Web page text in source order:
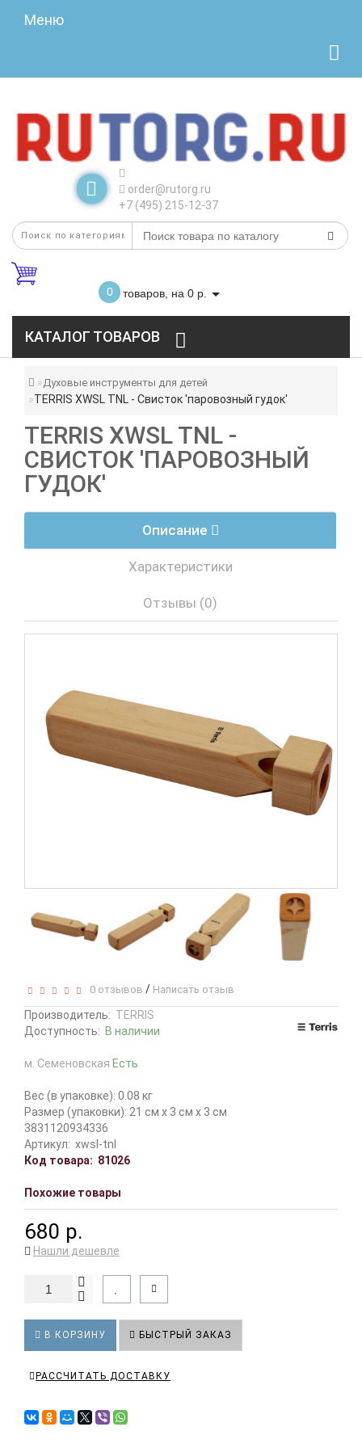
Меню
order@rutorg.ru
+7 (495) 215-12-37
0 товаров, на 0 р.
КАТАЛОГ ТОВАРОВ
Духовые инструменты для детей
TERRIS XWSL TNL - Свисток 'паровозный гудок'
TERRIS XWSL TNL -
СВИСТОК 'ПАРОВОЗНЫЙ
ГУДОК'
Описание
Характеристики
Отзывы (0)
0 отзывов / Написать отзыв
Производитель: TERRIS
Доступность: В наличии
м. Семеновская Есть
Вес (в упаковке): 0.08 кг
Размер (упаковки): 21 см x 3 см x 3 см
3831120934336
Артикул: xwsl-tnl
Код товара: 81026
Похожие товары
680 р.
Нашли дешевле
В КОРЗИНУ БЫСТРЫЙ ЗАКАЗ
РАССЧИТАТЬ ДОСТАВКУ